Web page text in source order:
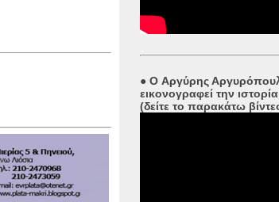
● O Αργύρης
εικονογραφεί την
(δείτε το παρακάτω